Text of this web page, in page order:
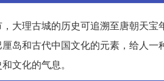
大理古城的历史可追溯至唐朝天
岛和古代中国文化的元素，给人
文化的气息。